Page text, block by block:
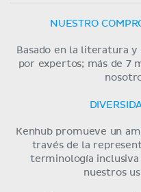
NUESTRO
Basado en la literatura y
por expertos; más de 7
Kenhub promueve un
través de la
terminología
nuestros